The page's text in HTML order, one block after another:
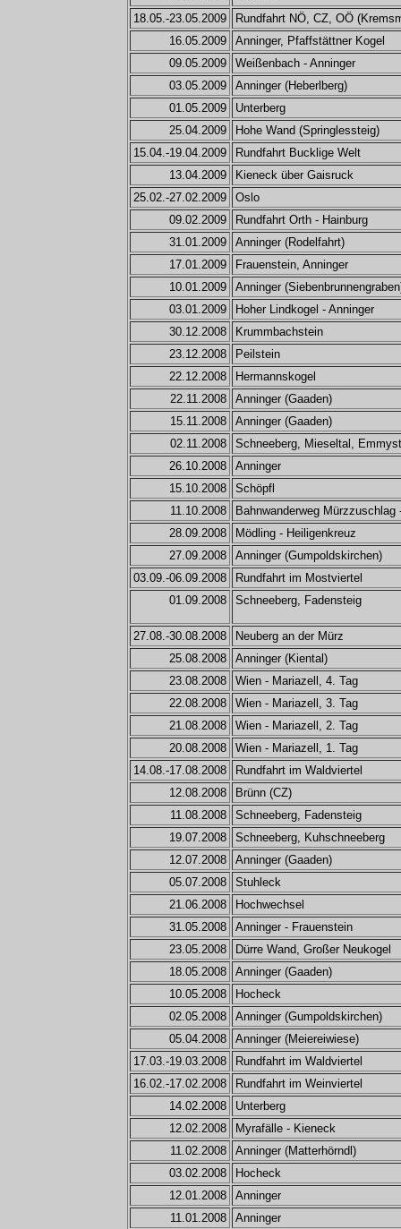
18.05.-23.05.2009
Rundfahrt NÖ, CZ, OÖ
16.05.2009
Anninger, Pfaffstättner Kogel
09.05.2009
Weißenbach - Anninger
03.05.2009
Anninger (Heberlberg)
01.05.2009
Unterberg
25.04.2009
Hohe Wand (Springlessteig)
15.04.-19.04.2009
Rundfahrt Bucklige Welt
13.04.2009
Kieneck über Gaisruck
25.02.-27.02.2009
Oslo
09.02.2009
Rundfahrt Orth - Hainburg
31.01.2009
Anninger (Rodelfahrt)
17.01.2009
Frauenstein, Anninger
10.01.2009
Anninger
03.01.2009
Hoher Lindkogel - Anninger
30.12.2008
Krummbachstein
23.12.2008
Peilstein
22.12.2008
Hermannskogel
22.11.2008
Anninger (Gaaden)
15.11.2008
Anninger (Gaaden)
02.11.2008
Schneeberg, Mieseltal,
26.10.2008
Anninger
15.10.2008
Schöpfl
11.10.2008
Bahnwanderweg Mürzzuschlag
28.09.2008
Mödling - Heiligenkreuz
27.09.2008
Anninger (Gumpoldskirchen)
03.09.-06.09.2008
Rundfahrt im Mostviertel
01.09.2008
Schneeberg, Fadensteig
27.08.-30.08.2008
Neuberg an der Mürz
25.08.2008
Anninger (Kiental)
23.08.2008
Wien - Mariazell, 4. Tag
22.08.2008
Wien - Mariazell, 3. Tag
21.08.2008
Wien - Mariazell, 2. Tag
20.08.2008
Wien - Mariazell, 1. Tag
14.08.-17.08.2008
Rundfahrt im Waldviertel
12.08.2008
Brünn (CZ)
11.08.2008
Schneeberg, Fadensteig
19.07.2008
Schneeberg, Kuhschneeberg
12.07.2008
Anninger (Gaaden)
05.07.2008
Stuhleck
21.06.2008
Hochwechsel
31.05.2008
Anninger - Frauenstein
23.05.2008
Dürre Wand, Großer Neukogel
18.05.2008
Anninger (Gaaden)
10.05.2008
Hocheck
02.05.2008
Anninger (Gumpoldskirchen)
05.04.2008
Anninger (Meiereiwiese)
17.03.-19.03.2008
Rundfahrt im Waldviertel
16.02.-17.02.2008
Rundfahrt im Weinviertel
14.02.2008
Unterberg
12.02.2008
Myrafälle - Kieneck
11.02.2008
Anninger (Matterhörndl)
03.02.2008
Hocheck
12.01.2008
Anninger
11.01.2008
Anninger